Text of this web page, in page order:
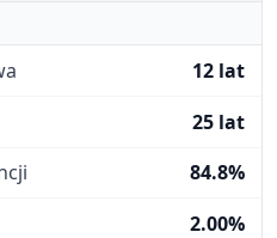
12 lat
25 lat
84.8%
2.00%